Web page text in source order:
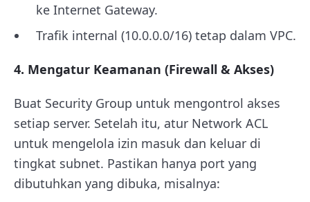
ke Internet Gateway.
Trafik internal (10.0.0.0/16) tetap dalam VPC.
4. Mengatur Keamanan (Firewall & Akses)
Buat Security Group untuk mengontrol akses
setiap server. Setelah itu, atur Network ACL
untuk mengelola izin masuk dan keluar di
tingkat subnet. Pastikan hanya port yang
dibutuhkan yang dibuka, misalnya: